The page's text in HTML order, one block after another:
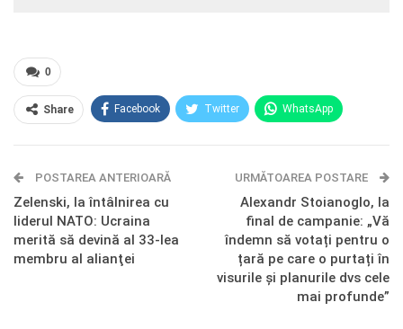
0
Share Facebook Twitter WhatsApp
Telegram OK.ru
POSTAREA ANTERIOARĂ
Zelenski, la întâlnirea cu
liderul NATO: Ucraina
merită să devină al 33-lea
membru al alianţei
URMĂTOAREA POSTARE
Alexandr Stoianoglo, la
final de campanie: „Vă
îndemn să votați pentru o
țară pe care o purtați în
visurile și planurile dvs cele
mai profunde”